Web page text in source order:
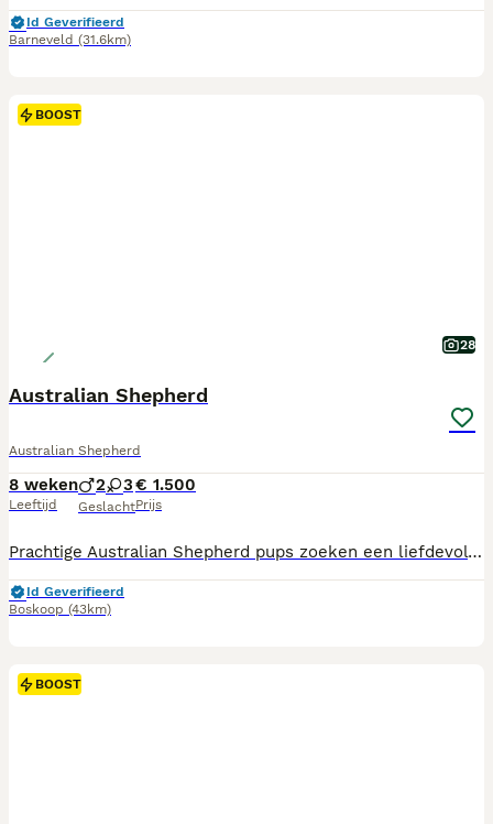
Id Geverifieerd
Barneveld (31.6km)
BOOST
28
Australian Shepherd
Australian Shepherd
8 weken
Leeftijd
2 3
Geslacht
€ 1.500
Prijs
Prachtige Australian Shepherd pups zoeken een liefdevol thuis Met veel zorg en liefde groeien onze Australian Shepherd pups op bij ons aan huis op een boomkwekerij, waardoor ze alle ruimte hebben om vrij te bewegen, te spelen en zich op een natuurlijke manier te ontwikkelen. Ze maken dagelijks kennis met verschillende geluiden, situaties en andere dieren. Hierdoor krijgen ze een fijne, stabiele en sociale start. De Australian Shepherd is een intelligente, actieve en aanhankelijke hond die graag samenwerkt met zijn baasje. Het ras is zeer geschikt voor mensen die voldoende tijd hebben voor beweging, training en mentale uitdaging. Onze pups verlaten ons huis: * Ontwormd volgens schema. * Gevaccineerd passend bij hun leeftijd. * Gechipt en geregistreerd. * Hebben een Europees dierenpaspoort. * Nagekeken door de dierenarts. * Met puppybrok. De pups zijn beschikbaar in een mooie mix van kleuren, waaronder bruin, zwart, wit en grijs. Het gaat om een nestje van 7 pups. Inmiddels zijn de donkerbruine pup en de wit-bruine pup met bruine staart en wit staarteinde al verkocht. Wij vinden het belangrijk dat onze pups op de juiste plek terecht komen. Je bent van harte welkom om de pups te komen bekijken en kennis te maken met de moederhond. Let op: bellen heeft onze voorkeur, omdat berichten via app minder vaak en minder snel worden gelezen. Peter de Korte: 0620967417 Heb je interesse of wil je meer informatie? Neem gerust telefonisch contact op. We vertellen je graag meer over de pups en helpen je bij het maken van een weloverwogen keuze.
Id Geverifieerd
Boskoop (43km)
BOOST